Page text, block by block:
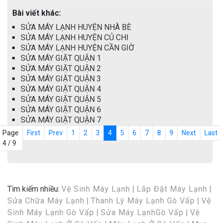
Bài viết khác:
SỬA MÁY LẠNH HUYỆN NHÀ BÈ
SỬA MÁY LẠNH HUYỆN CỦ CHI
SỬA MÁY LẠNH HUYỆN CẦN GIỜ
SỬA MÁY GIẶT QUẬN 1
SỬA MÁY GIẶT QUẬN 2
SỬA MÁY GIẶT QUẬN 3
SỬA MÁY GIẶT QUẬN 4
SỬA MÁY GIẶT QUẬN 5
SỬA MÁY GIẶT QUẬN 6
SỬA MÁY GIẶT QUẬN 7
Page
4 / 9
First Prev 1 2 3 4 5 6 7 8 9 Next Last
Tìm kiếm nhiều: Vệ Sinh Máy Lạnh Lắp Đặt Máy Lạnh
Sửa Chữa Máy Lạnh
Thanh Lý Máy Lạnh Gò Vấp
Vệ
Sinh Máy Lạnh Gò Vấp
Sửa Máy LạnhGò Vấp
Vệ